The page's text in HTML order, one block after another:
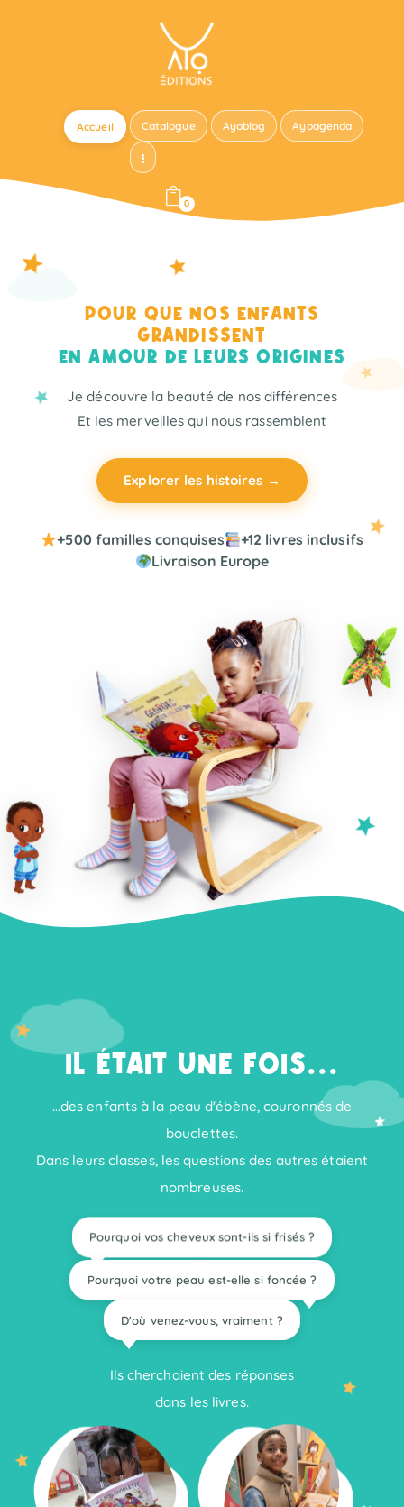
Accueil Catalogue Ayoblog Ayoagenda
0
POUR QUE NOS ENFANTS
GRANDISSENT
EN AMOUR DE LEURS ORIGINES
Je découvre la beauté de nos différences
Et les merveilles qui nous rassemblent
Explorer les histoires →
+500 familles conquises
+12 livres inclusifs
Livraison Europe
IL ÉTAIT UNE FOIS...
...des enfants à la peau d'ébène, couronnés de
bouclettes.
Dans leurs classes, les questions des autres étaient
nombreuses.
Pourquoi vos cheveux sont-ils si frisés ?
Pourquoi votre peau est-elle si foncée ?
D'où venez-vous, vraiment ?
Ils cherchaient des réponses
dans les livres.